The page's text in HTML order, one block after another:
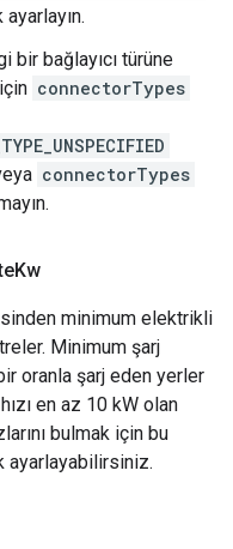
ayarlayın.
bir bağlayıcı türüne
connectorTypes
connectorTypes
Kw
minimum elektrikli
Minimum şarj
oranla şarj eden yerler
en az 10 kW olan
bulmak için bu
ayarlayabilirsiniz.